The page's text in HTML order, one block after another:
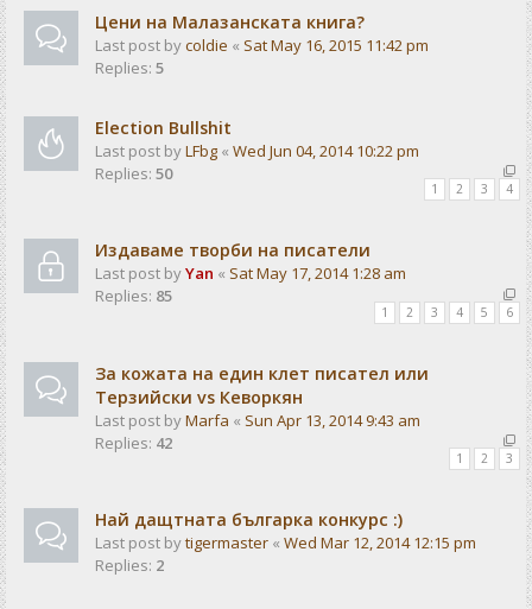
Цени на Малазанската книга?
Last post bycoldie « Sat May 16, 2015 11:42 pm
Replies: 5
Election Bullshit
Last post byLFbg « Wed Jun 04, 2014 10:22 pm
Replies: 50
1 2 3 4
Издаваме творби на писатели
Last post byYan « Sat May 17, 2014 1:28 am
Replies: 85
1 2 3 4 5 6
За кожата на един клет писател или
Терзийски vs Кеворкян
Last post byMarfa « Sun Apr 13, 2014 9:43 am
Replies: 42
1 2 3
Най дащтната българка конкурс :)
Last post bytigermaster « Wed Mar 12, 2014 12:15 pm
Replies: 2